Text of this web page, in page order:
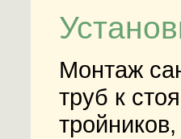
Монтаж
труб к